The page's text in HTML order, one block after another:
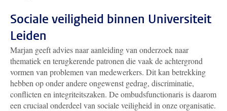
Sociale veiligheid binnen Universiteit
Leiden
Marjan geeft advies naar aanleiding van onderzoek naar
thematiek en terugkerende patronen die vaak de achtergrond
vormen van problemen van medewerkers. Dit kan betrekking
hebben op onder andere ongewenst gedrag, discriminatie,
conflicten en integriteitszaken. De ombudsfunctionaris is daarom
een cruciaal onderdeel van sociale veiligheid in onze organisatie.